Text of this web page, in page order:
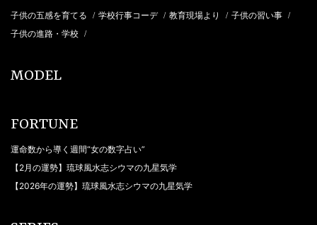
子供の五感を育てる / 学校行事コーデ / 教育現場より / 子供の習い事 /
子供の進路・学校 /
MODEL
FORTUNE
運命数から導く週間“女の数字占い”
【2月の運勢】琉球風水志シウマの九星気学
【2026年の運勢】琉球風水志シウマの九星気学